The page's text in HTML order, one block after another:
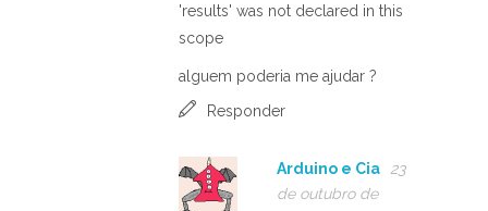
'results' was not declared in this
scope
alguem poderia me ajudar ?
Responder
Arduino e Cia
23
de outubro de